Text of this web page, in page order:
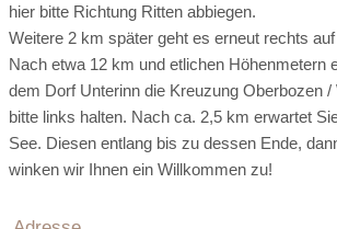
hier bitte Richtung Ritten abbiegen.
Weitere 2 km später geht es erneut rechts
Nach etwa 12 km und etlichen Höhenmetern
dem Dorf Unterinn die Kreuzung Oberbozen
bitte links halten. Nach ca. 2,5 km erwartet
See. Diesen entlang bis zu dessen Ende,
winken wir Ihnen ein Willkommen zu!